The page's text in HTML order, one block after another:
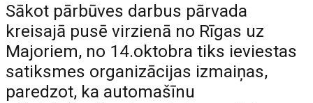
Sākot pārbūves darbus pārvada
kreisajā pusē virzienā no Rīgas uz
Majoriem, no 14.oktobra tiks ieviestas
satiksmes organizācijas izmaiņas,
paredzot, ka automašīnu